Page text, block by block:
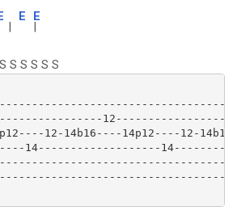
|
E E
|
S S S S S
12-------------------
12-14b16----14p12----12-
14-------------------